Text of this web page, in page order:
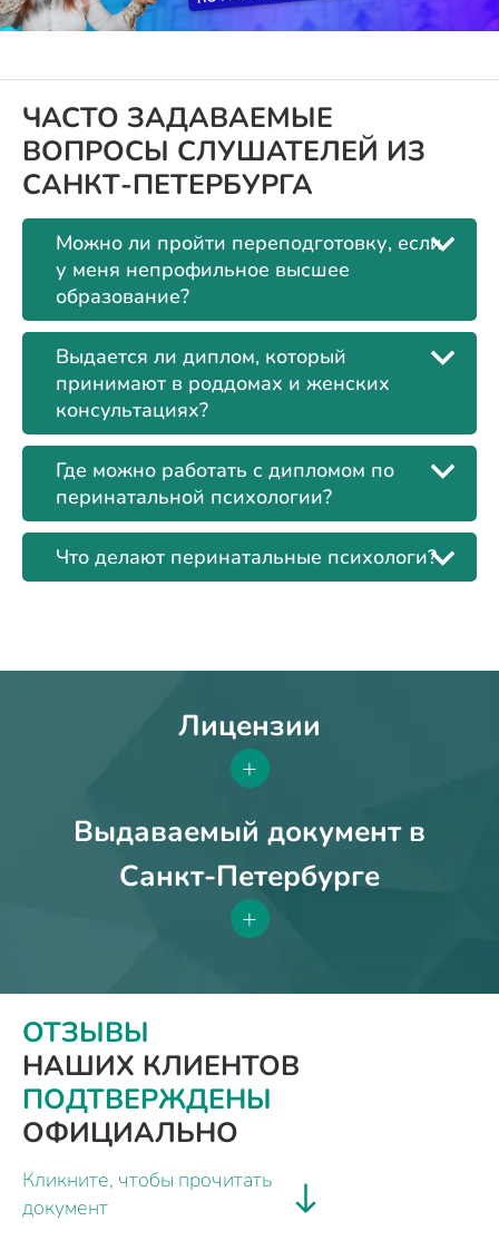
ЧАСТО ЗАДАВАЕМЫЕ
ВОПРОСЫ СЛУШАТЕЛЕЙ ИЗ
САНКТ-ПЕТЕРБУРГА
Можно ли пройти переподготовку, если
у меня непрофильное высшее
образование?
Выдается ли диплом, который
принимают в роддомах и женских
консультациях?
Где можно работать с дипломом по
перинатальной психологии?
Что делают перинатальные психологи?
Лицензии
+
Выдаваемый документ в
Санкт-Петербурге
+
ОТЗЫВЫ
НАШИХ КЛИЕНТОВ
ПОДТВЕРЖДЕНЫ
ОФИЦИАЛЬНО
Кликните, чтобы прочитать
документ